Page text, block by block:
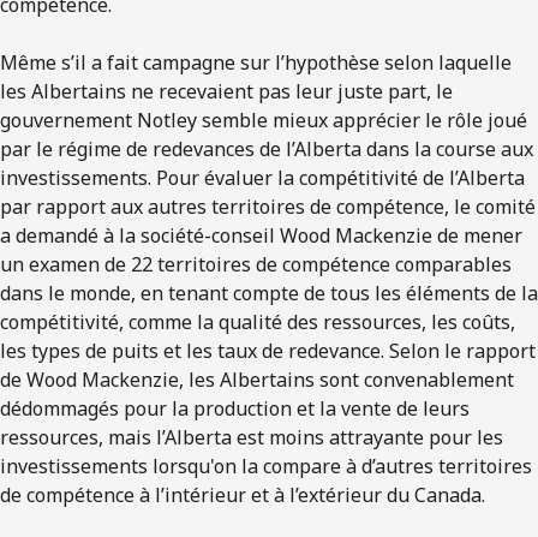
Même s’il a fait campagne sur l’hypothèse selon laquelle
les Albertains ne recevaient pas leur juste part, le
gouvernement Notley semble mieux apprécier le rôle joué
par le régime de redevances de l’Alberta dans la course aux
investissements. Pour évaluer la compétitivité de l’Alberta
par rapport aux autres territoires de compétence, le comité
a demandé à la société-conseil Wood Mackenzie de mener
un examen de 22 territoires de compétence comparables
dans le monde, en tenant compte de tous les éléments de la
compétitivité, comme la qualité des ressources, les coûts,
les types de puits et les taux de redevance. Selon le rapport
de Wood Mackenzie, les Albertains sont convenablement
dédommagés pour la production et la vente de leurs
ressources, mais l’Alberta est moins attrayante pour les
investissements lorsqu'on la compare à d’autres territoires
de compétence à l’intérieur et à l’extérieur du Canada.